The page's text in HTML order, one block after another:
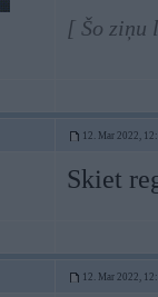
[ Šo ziņu
12. Mar 2022,
Skiet
12. Mar 2022,